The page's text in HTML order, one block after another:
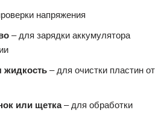
напряжения
– для зарядки аккумулятора
жидкость – для очистки пластин от
или щетка– для обработки